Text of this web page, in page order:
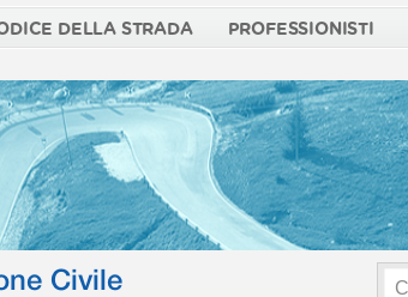
DELLA STRADA PROFESSIONISTI
Civile